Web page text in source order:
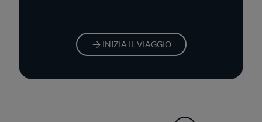
INIZIA IL VIAGGIO